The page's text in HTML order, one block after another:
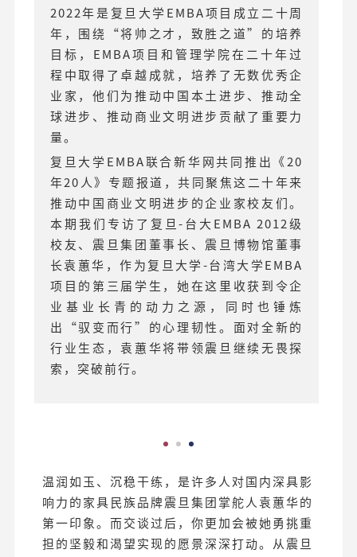
2022年是复旦大学EMBA项目成立二十周
年，围绕“将帅之才，致胜之道”的培养
目标，EMBA项目和管理学院在二十年过
程中取得了卓越成就，培养了无数优秀企
业家，他们为推动中国本土进步、推动全
球进步、推动商业文明进步贡献了重要力
量。
复旦大学EMBA联合新华网共同推出《20
年20人》专题报道，共同聚焦这二十年来
推动中国商业文明进步的企业家校友们。
本期我们专访了复旦-台大EMBA 2012级
校友、震旦集团董事长、震旦博物馆董事
长袁蕙华，作为复旦大学-台湾大学EMBA
项目的第三届学生，她在这里收获到令企
业基业长青的动力之源，同时也锤炼
出“驭变而行”的心理韧性。面对全新的
行业生态，袁蕙华将带领震旦继续无畏探
索，突破前行。
温润如玉、沉稳干练，是许多人对国内深具影
响力的家具民族品牌震旦集团掌舵人袁蕙华的
第一印象。而交谈过后，你更加会被她勇挑重
担的坚毅和渴望实现的愿景深深打动。从震旦